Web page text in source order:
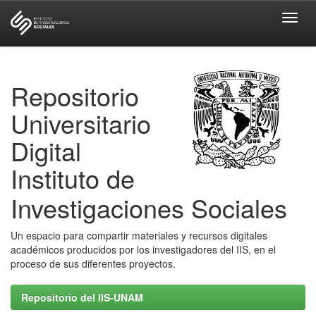
Repositorio
Universitario
Digital
Instituto de
Investigaciones Sociales
Un espacio para compartir materiales y recursos digitales
académicos producidos por los investigadores del IIS, en el
proceso de sus diferentes proyectos.
Repositorio del IIS-UNAM